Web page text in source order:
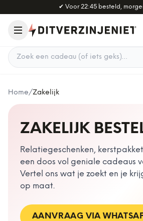
Naar hoofdinhoud
✔ Voor 22:45 besteld,
Zoek een cadeau
Home/Zakelijk
ZAKELIJK
Relatiegeschenken,
een doos vol geniale cadeaus
Vertel ons wat je zoekt en je
op maat.
AANVRAAG VIA